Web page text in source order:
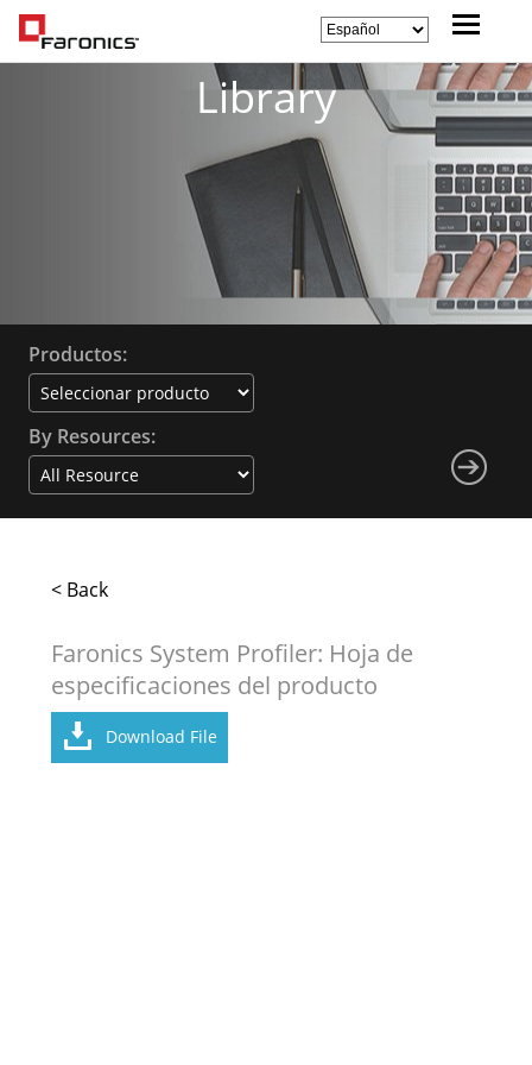
Library
Productos:
By Resources:
< Back
Faronics System Profiler: Hoja de
especificaciones del producto
Download File